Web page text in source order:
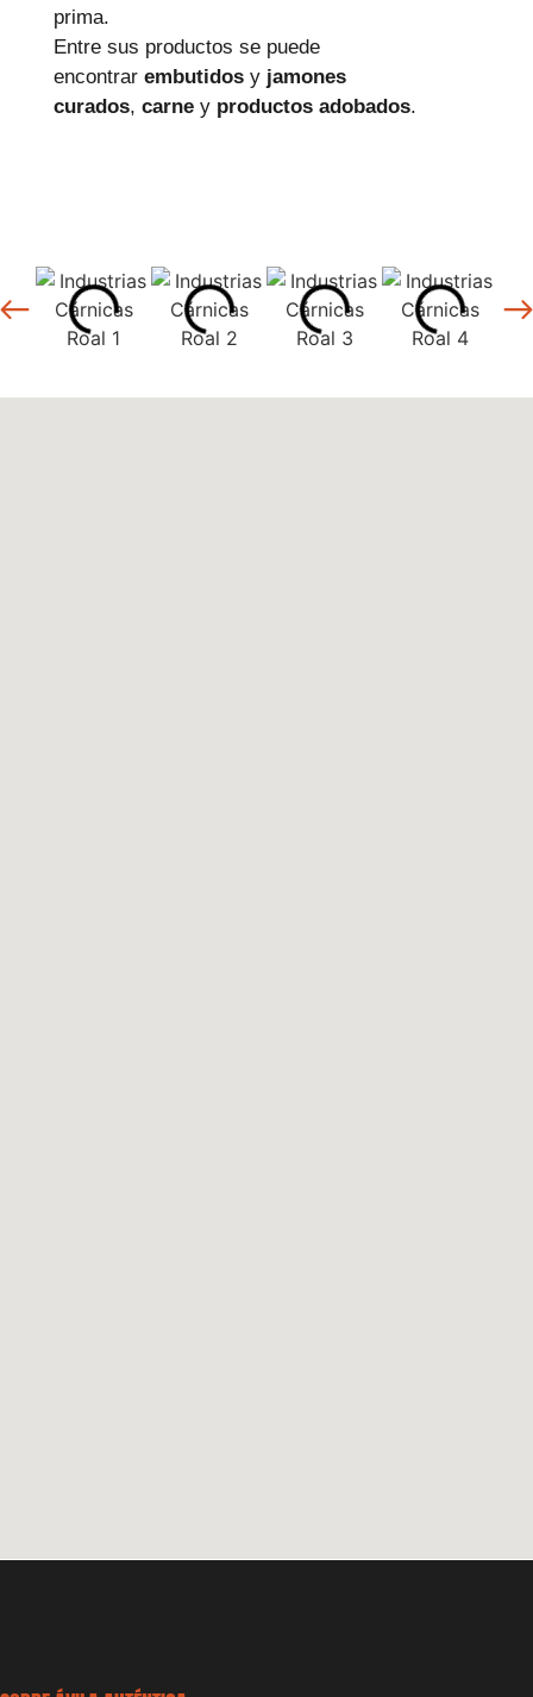
prima.
Entre sus productos se puede
encontrar embutidosy jamones
curados, carney productos adobados.